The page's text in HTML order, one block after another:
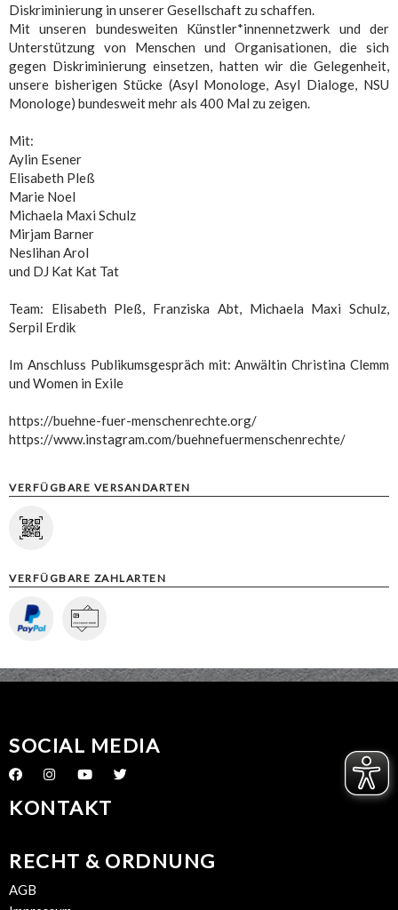
Diskriminierung in unserer Gesellschaft zu schaffen.
Mit unseren bundesweiten Künstler*innennetzwerk und der
Unterstützung von Menschen und Organisationen, die sich
gegen Diskriminierung einsetzen, hatten wir die Gelegenheit,
unsere bisherigen Stücke (Asyl Monologe, Asyl Dialoge, NSU
Monologe) bundesweit mehr als 400 Mal zu zeigen.
Mit:
Aylin Esener
Elisabeth Pleß
Marie Noel
Michaela Maxi Schulz
Mirjam Barner
Neslihan Arol
und DJ Kat Kat Tat
Team: Elisabeth Pleß, Franziska Abt, Michaela Maxi Schulz,
Serpil Erdik
Im Anschluss Publikumsgespräch mit: Anwältin Christina Clemm
und Women in Exile
https://buehne-fuer-menschenrechte.org/
https://www.instagram.com/buehnefuermenschenrechte/
VERFÜGBARE VERSANDARTEN
VERFÜGBARE ZAHLARTEN
SOCIAL MEDIA
KONTAKT
RECHT & ORDNUNG
AGB